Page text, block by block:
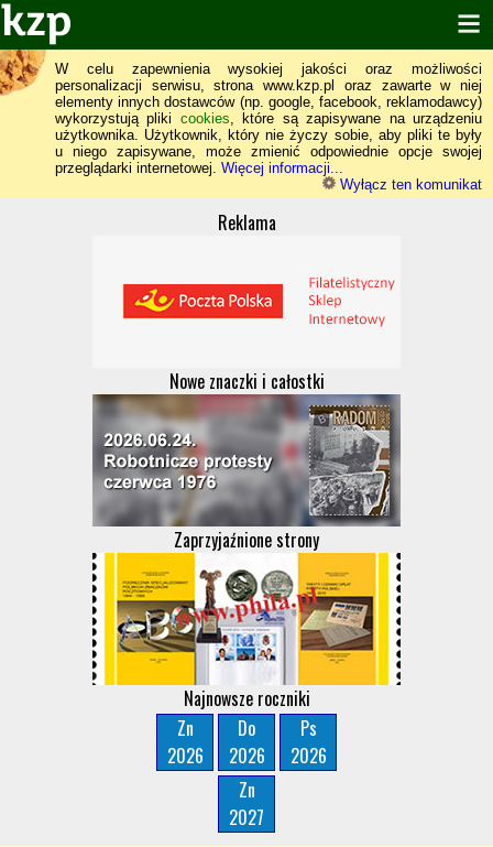
W celu zapewnienia wysokiej jakości oraz możliwości
personalizacji serwisu, strona www.kzp.pl oraz zawarte w niej
elementy innych dostawców (np. google, facebook, reklamodawcy)
wykorzystują pliki cookies, które są zapisywane na urządzeniu
użytkownika. Użytkownik, który nie życzy sobie, aby pliki te były
u niego zapisywane, może zmienić odpowiednie opcje swojej
przeglądarki internetowej. Więcej informacji...
Wyłącz ten komunikat
Reklama
Nowe znaczki i całostki
Zaprzyjaźnione strony
Najnowsze roczniki
Zn
2026
Do
2026
Ps
2026
Zn
2027